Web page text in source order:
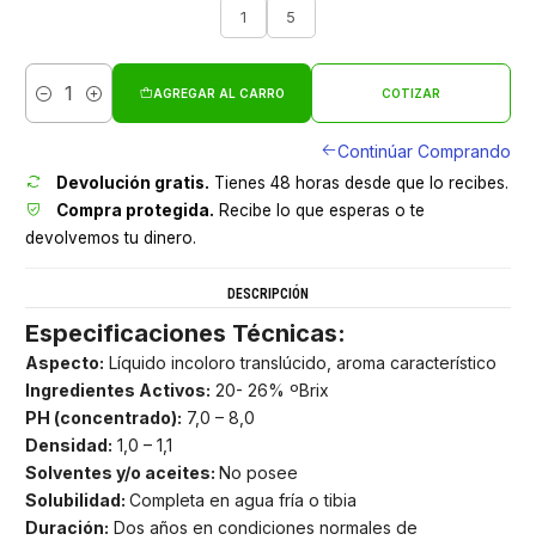
1
5
Cantidad
AGREGAR AL CARRO COTIZAR
Continúar Comprando
Devolución gratis. Tienes 48 horas desde que lo recibes.
Compra protegida. Recibe lo que esperas o te
devolvemos tu dinero.
DESCRIPCIÓN
Especificaciones Técnicas:
Aspecto: Líquido incoloro translúcido, aroma característico
Ingredientes Activos: 20- 26% ºBrix
PH (concentrado): 7,0 – 8,0
Densidad: 1,0 – 1,1
Solventes y/o aceites: No posee
Solubilidad: Completa en agua fría o tibia
Duración: Dos años en condiciones normales de